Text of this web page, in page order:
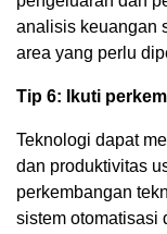
analisis keuangan
area yang perlu
Tip 6: Ikuti
Teknologi dapat
dan produktivitas
perkembangan
sistem otomatisasi